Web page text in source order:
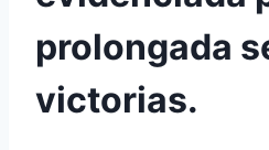
prolongada
victorias.